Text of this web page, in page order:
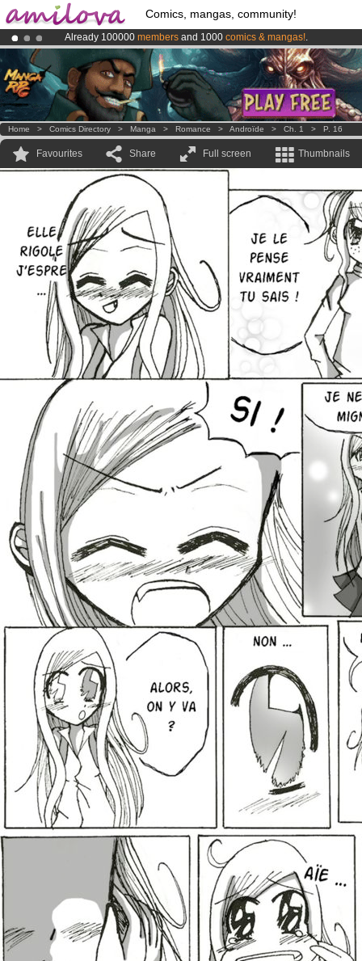
Comics, mangas, community!
Already 100000 members and 1000 comics & mangas!.
Premium membership from3.95 eurosper month !Get membership
AmilovaKickstarter is now LIVE!.
Home > Comics Directory > Manga > Romance > Androïde > Ch. 1 > P. 16
Favourites Share Full screen Thumbnails